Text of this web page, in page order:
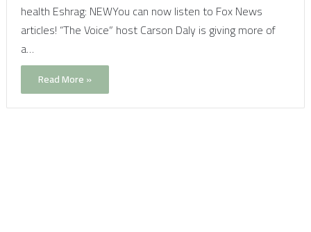
health Eshrag: NEWYou can now listen to Fox News
articles! “The Voice” host Carson Daly is giving more of
a…
Read More »